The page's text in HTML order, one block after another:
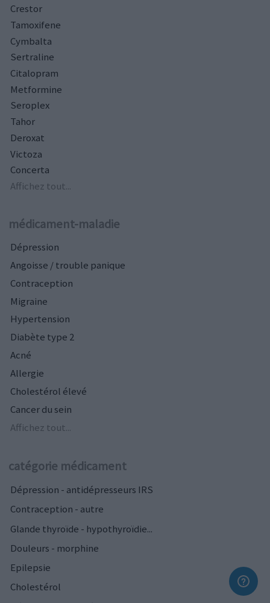
Crestor
Tamoxifene
Cymbalta
Sertraline
Citalopram
Metformine
Seroplex
Tahor
Deroxat
Victoza
Concerta
Affichez tout...
médicament-maladie
Dépression
Angoisse / trouble panique
Contraception
Migraine
Hypertension
Diabète type 2
Acné
Allergie
Cholestérol élevé
Cancer du sein
Affichez tout...
catégorie médicament
Dépression - antidépresseurs IRS
Contraception - autre
Glande thyroïde - hypothyroïdie...
Douleurs - morphine
Epilepsie
Cholestérol